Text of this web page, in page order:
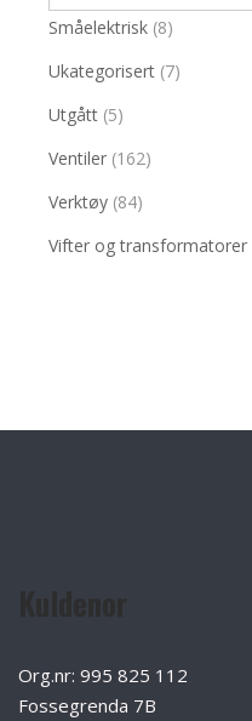
Småelektrisk (8)
Ukategorisert (7)
Utgått (5)
Ventiler (162)
Verktøy (84)
Vifter og transformatorer
Org.nr: 995 825 112
Fossegrenda 7B